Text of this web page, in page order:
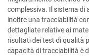
complessiva. Il sistema di
inoltre una tracciabilità
dettagliate relative ai
risultati dei test di qualità
capacità di tracciabilità è